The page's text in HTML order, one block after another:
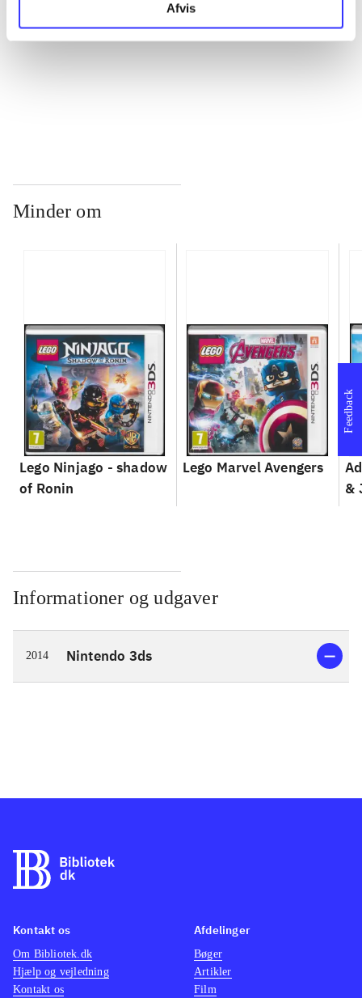
Afvis
Minder om
Lego Ninjago - shadow
of Ronin
Lego Marvel Avengers
&
Informationer og udgaver
2014 Nintendo 3ds
Feedback
Kontakt os
Om Bibliotek.dk
Hjælp og vejledning
Kontakt os
Afdelinger
Bøger
Artikler
Film